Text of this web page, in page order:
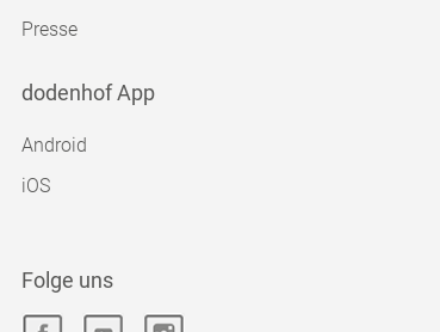
Presse
dodenhof App
Android
iOS
Folge uns